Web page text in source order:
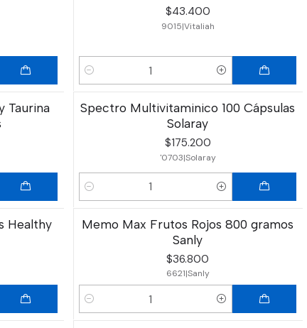
$43.400
9015|Vitaliah
Cantidad
Taurina
Spectro Multivitaminico 100 Cápsulas
Solaray
$175.200
'0703|Solaray
Cantidad
Healthy
Memo Max Frutos Rojos 800 gramos
Sanly
$36.800
6621|Sanly
Cantidad